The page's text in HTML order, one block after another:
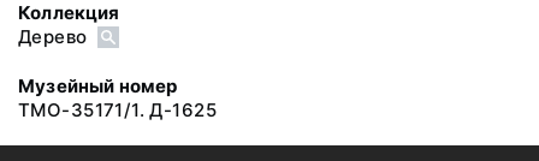
Коллекция
Дерево
Музейный номер
ТМО-35171/1. Д-1625